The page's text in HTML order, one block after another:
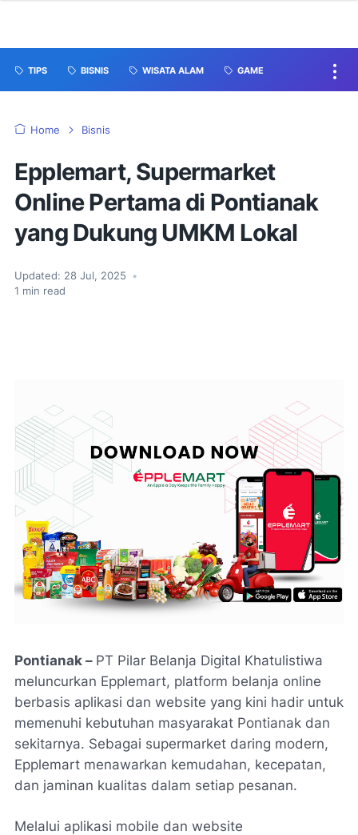
TIPS BISNIS WISATA ALAM GAME
Home Bisnis
Epplemart, Supermarket
Online Pertama di Pontianak
yang Dukung UMKM Lokal
Updated: 28 Jul, 2025
•
1 min read
Pontianak – PT Pilar Belanja Digital Khatulistiwa
meluncurkan Epplemart, platform belanja online
berbasis aplikasi dan website yang kini hadir untuk
memenuhi kebutuhan masyarakat Pontianak dan
sekitarnya. Sebagai supermarket daring modern,
Epplemart menawarkan kemudahan, kecepatan,
dan jaminan kualitas dalam setiap pesanan.
Melalui aplikasi mobile dan website